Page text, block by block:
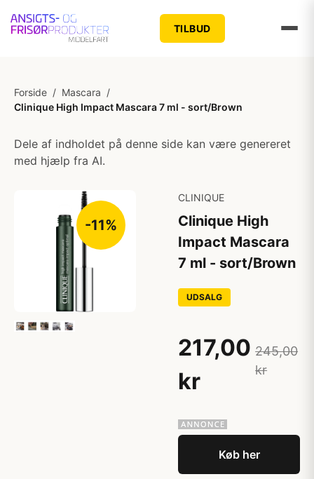
TILBUD
Forside / Mascara /
Clinique High Impact Mascara 7 ml - sort/Brown
Dele af indholdet på denne side kan være genereret
med hjælp fra AI.
-11%
CLINIQUE
Clinique High
Impact Mascara
7 ml - sort/Brown
UDSALG
217,00
kr
245,00
kr
Køb her